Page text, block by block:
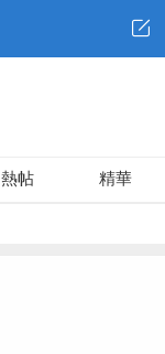
熱帖 精華